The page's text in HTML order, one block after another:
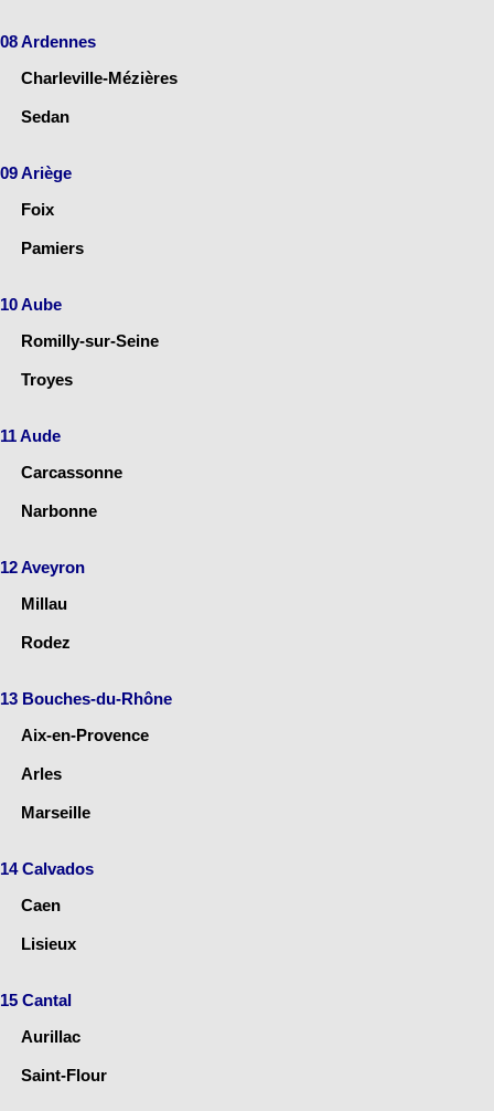
08 Ardennes
Charleville-Mézières
Sedan
09 Ariège
Foix
Pamiers
10 Aube
Romilly-sur-Seine
Troyes
11 Aude
Carcassonne
Narbonne
12 Aveyron
Millau
Rodez
13 Bouches-du-Rhône
Aix-en-Provence
Arles
Marseille
14 Calvados
Caen
Lisieux
15 Cantal
Aurillac
Saint-Flour